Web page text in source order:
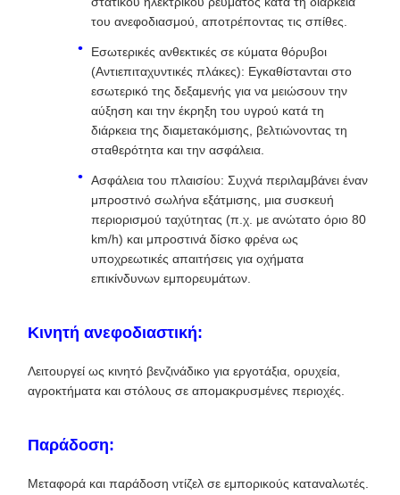
του ανεφοδιασμού, αποτρέποντας τις σπίθες.
Εσωτερικές ανθεκτικές σε κύματα θόρυβοι
(Αντιεπιταχυντικές πλάκες): Εγκαθίστανται στο
εσωτερικό της δεξαμενής για να μειώσουν την
αύξηση και την έκρηξη του υγρού κατά τη
διάρκεια της διαμετακόμισης, βελτιώνοντας τη
σταθερότητα και την ασφάλεια.
Ασφάλεια του πλαισίου: Συχνά περιλαμβάνει έναν
μπροστινό σωλήνα εξάτμισης, μια συσκευή
περιορισμού ταχύτητας (π.χ. με ανώτατο όριο 80
km/h) και μπροστινά δίσκο φρένα ως
υποχρεωτικές απαιτήσεις για οχήματα
επικίνδυνων εμπορευμάτων.
Κινητή ανεφοδιαστική:
Λειτουργεί ως κινητό βενζινάδικο για εργοτάξια, ορυχεία,
αγροκτήματα και στόλους σε απομακρυσμένες περιοχές.
Παράδοση:
Μεταφορά και παράδοση ντίζελ σε εμπορικούς καταναλωτές.